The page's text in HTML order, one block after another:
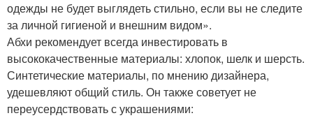
одежды не будет выглядеть стильно, если вы не следите
за личной гигиеной и внешним видом».
Абхи рекомендует всегда инвестировать в
высококачественные материалы: хлопок, шелк и шерсть.
Синтетические материалы, по мнению дизайнера,
удешевляют общий стиль. Он также советует не
переусердствовать с украшениями: